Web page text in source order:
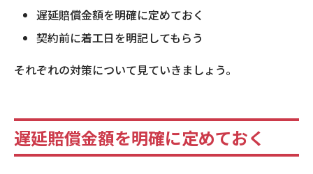
遅延賠償金額を明確に定めておく
契約前に着工日を明記してもらう
それぞれの対策について見ていきましょう。
遅延賠償金額を明確に定めておく